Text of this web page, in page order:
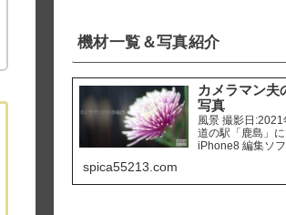
機材一覧＆写真紹介
カメラマン夫
写真
風景 撮影日
道の駅「鹿島」
iPhone8 編集ソ
天草市 「ホテ
デンズ天草」に
spica55213.com